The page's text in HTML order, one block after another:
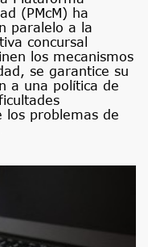
(PMcM) ha
paralelo a la
concursal
los mecanismos
se garantice su
a una política de
los problemas de